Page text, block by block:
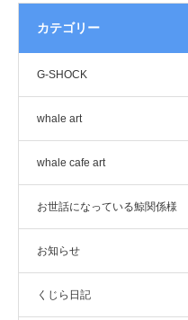
カテゴリー
G-SHOCK
whale art
whale cafe art
お世話になっている鯨関係様
お知らせ
くじら日記